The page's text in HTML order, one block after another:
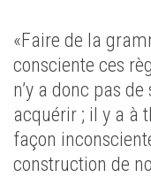
«Faire de la
consciente ces
n’y a donc pas
acquérir ; il y a à
façon
construction de